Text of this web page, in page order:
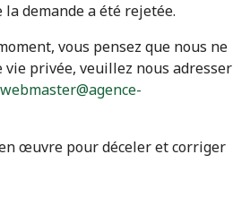
demande a été rejetée.
vous pensez que nous ne
vie privée, veuillez nous adresser
webmaster@agence-
œuvre pour déceler et corriger